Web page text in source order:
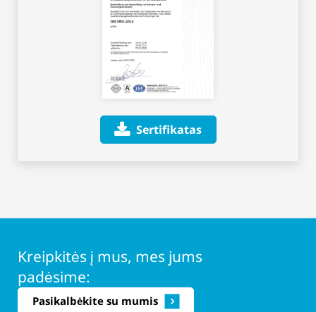
Sertifikatas
Kreipkitės į mus, mes jums
padėsime:
Pasikalbėkite su mumis